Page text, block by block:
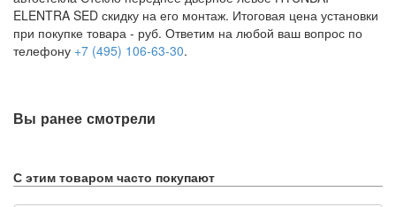
ELENTRA SED скидку на его монтаж. Итоговая цена установки
при покупке товара - руб. Ответим на любой ваш вопрос по
телефону +7 (495) 106-63-30.
Вы ранее смотрели
С этим товаром часто покупают